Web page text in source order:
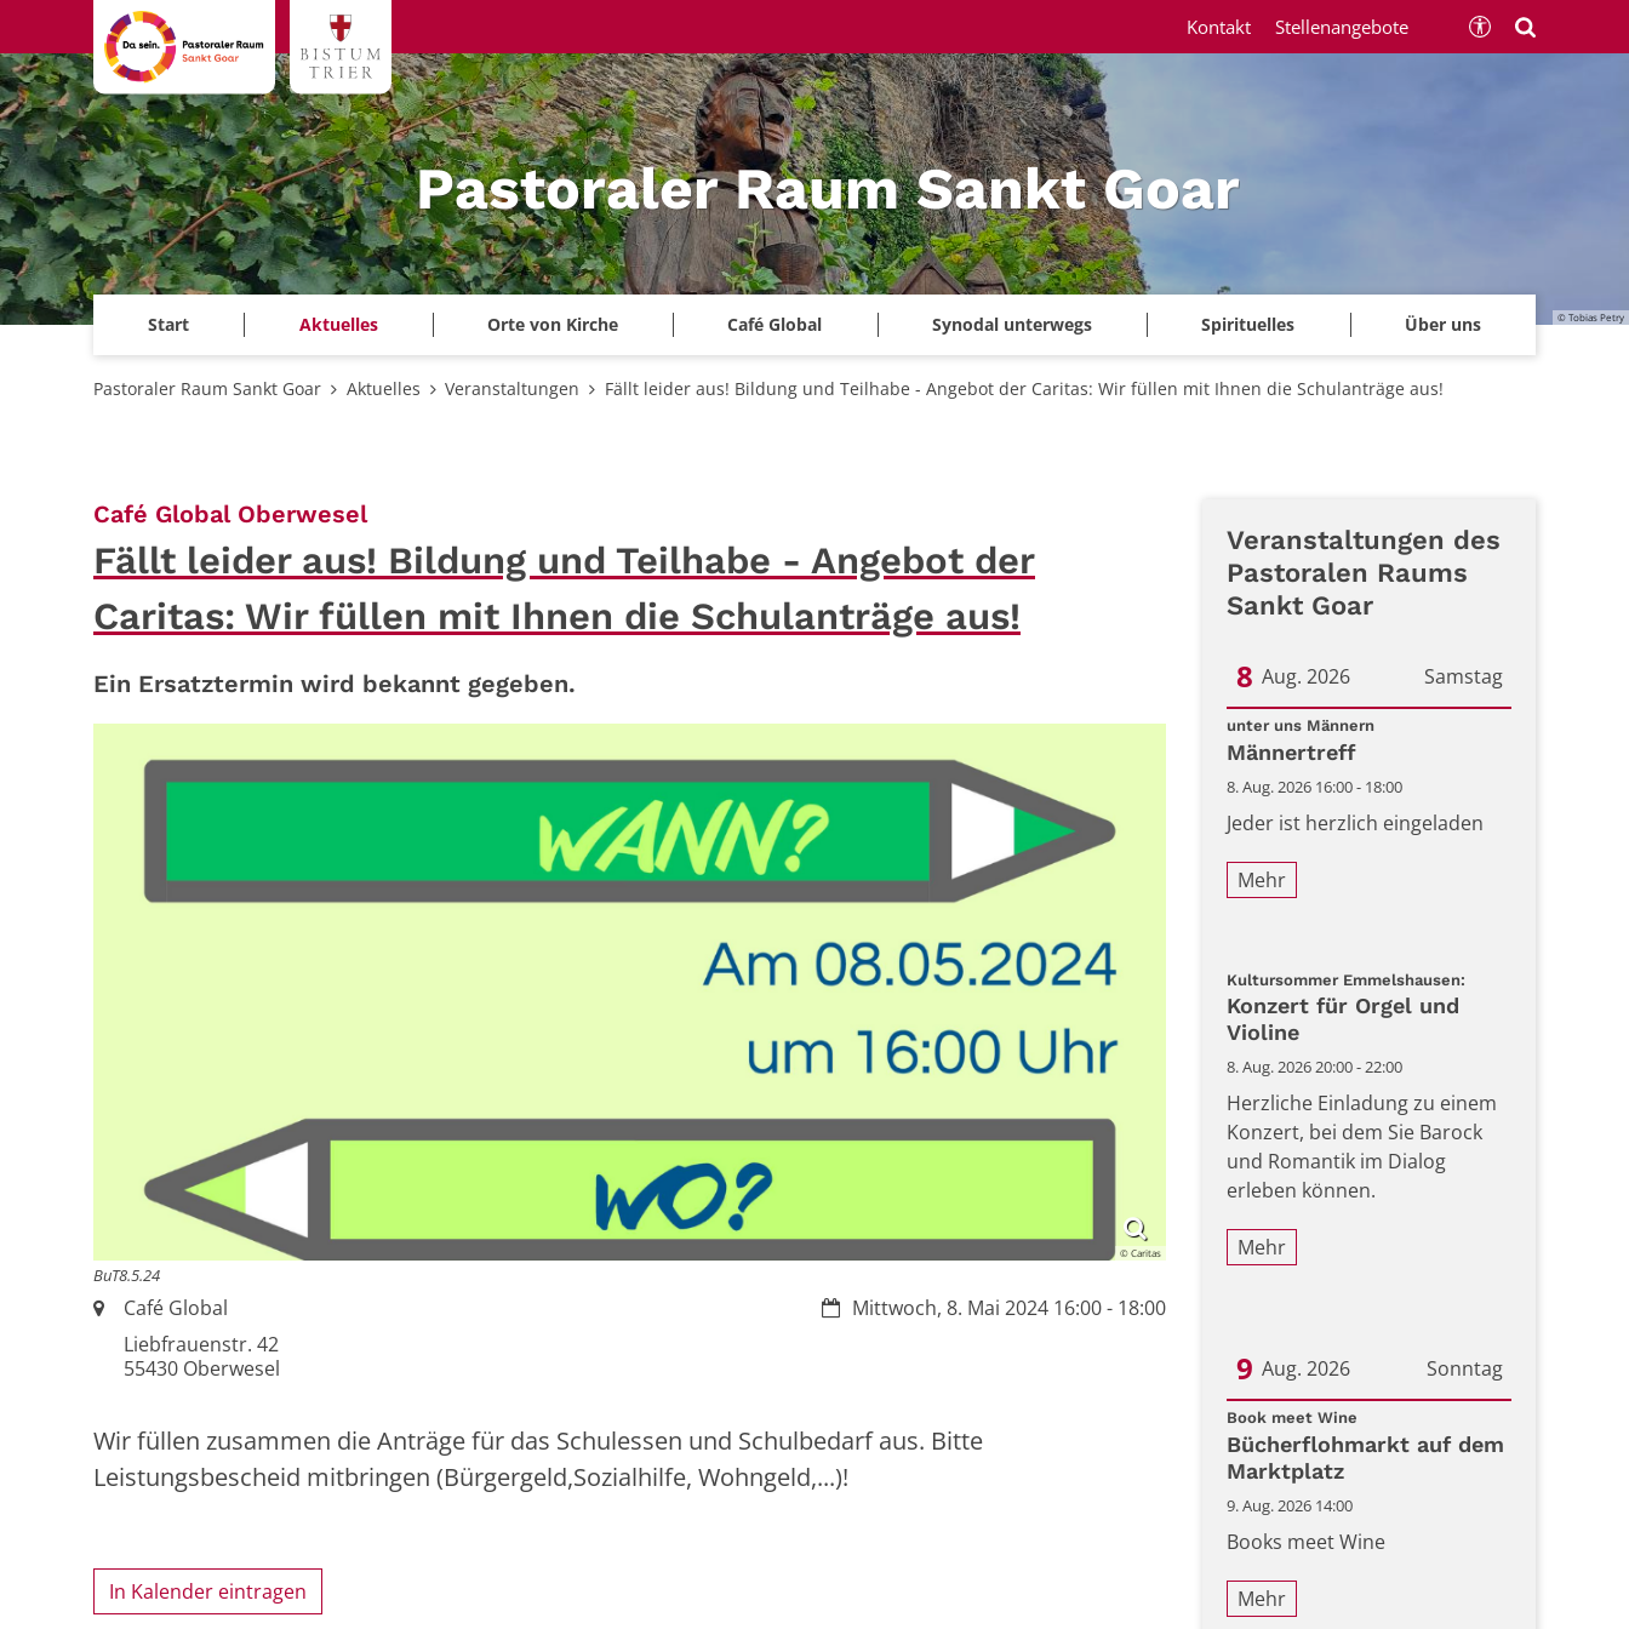
Zum Inhalt springen
© Tobias Petry
Pastoraler Raum Sankt Goar
Start Aktuelles Orte von Kirche Café Global Synodal unterwegs Spirituelles Über uns
Kontakt Stellenangebote
Pastoraler Raum Sankt Goar Aktuelles Veranstaltungen Fällt leider aus! Bildung und Teilhabe - Angebot der Caritas: Wir füllen mit Ihnen die Schulanträge aus!
Café Global Oberwesel:
Fällt leider aus! Bildung und Teilhabe - Angebot der
Caritas: Wir füllen mit Ihnen die Schulanträge aus!
Ein Ersatztermin wird bekannt gegeben.
© Caritas
BuT8.5.24
Datum:Mittwoch, 8. Mai 2024 16:00 - 18:00
Ort:Café Global
Liebfrauenstr. 42
55430 Oberwesel
Wir füllen zusammen die Anträge für das Schulessen und Schulbedarf aus. Bitte
Leistungsbescheid mitbringen (Bürgergeld,Sozialhilfe, Wohngeld,...)!
In Kalender eintragen
Veranstaltungen des
Pastoralen Raums
Sankt Goar
Samstag
8 Aug. 2026
Datum: 8. August 2026
unter uns Männern:
Männertreff
8. Aug. 2026 16:00 - 18:00
Jeder ist herzlich eingeladen
Mehr
Kultursommer Emmelshausen:
Konzert für Orgel und
Violine
8. Aug. 2026 20:00 - 22:00
Herzliche Einladung zu einem
Konzert, bei dem Sie Barock
und Romantik im Dialog
erleben können.
Mehr
Sonntag
9 Aug. 2026
Datum: 9. August 2026
Book meet Wine
Bücherflohmarkt auf dem
Marktplatz
9. Aug. 2026 14:00
Books meet Wine
Mehr